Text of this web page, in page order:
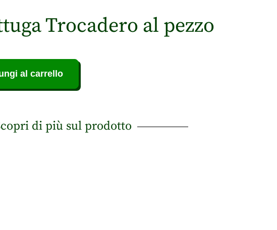
Trocadero al pezzo
al carrello
di più sul prodotto